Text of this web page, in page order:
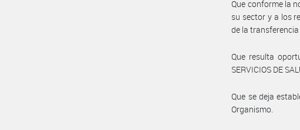
Que conforme la
su sector y a los
de la
Que resulta
SERVICIOS DE
Que se deja
Organismo.